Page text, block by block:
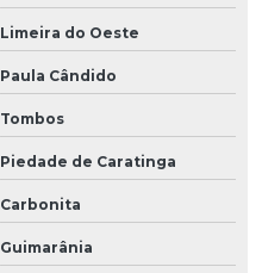
Limeira do Oeste
Paula Cândido
Tombos
Piedade de Caratinga
Carbonita
Guimarânia